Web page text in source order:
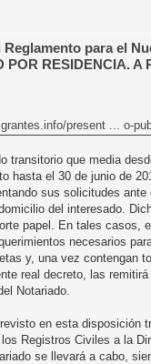
para el
POR RESIDENCIA. A
present ... o-
transitorio que media
hasta el 30 de junio de
sus solicitudes ante
del interesado.
papel. En tales casos,
necesarios
y, una vez contengan
real decreto, las
Notariado.
en esta disposición
Registros Civiles a la
se llevará a cabo,